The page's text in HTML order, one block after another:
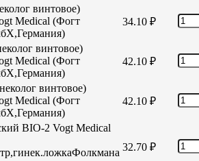
винтовое)
Medical (Фогт
34.10 ₽
винтовое)
Medical (Фогт
42.10 ₽
винтовое)
Medical (Фогт
42.10 ₽
BIO-2 Vogt Medical
32.70 ₽